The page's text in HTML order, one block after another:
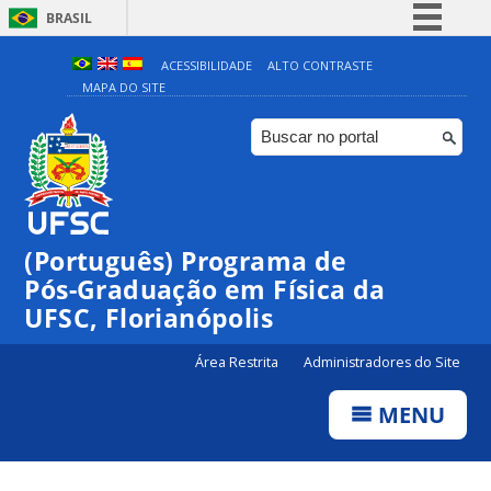
BRASIL
Simplifique!
Comunica BR
Participe
ACESSIBILIDADE
ALTO CONTRASTE
MAPA DO SITE
(Português) Programa de
Pós-Graduação em Física da
UFSC, Florianópolis
Área Restrita Administradores do Site
MENU